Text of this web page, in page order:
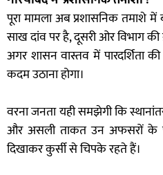
पूरा मामला अब प्रशासनिक
साख दांव पर है, दूसरी ओर विभाग की
अगर शासन वास्तव में पारदर्शिता
कदम उठाना होगा।
वरना जनता यही समझेगी कि
और असली ताकत उन अफसरों के
दिखाकर कुर्सी से चिपके रहते हैं।